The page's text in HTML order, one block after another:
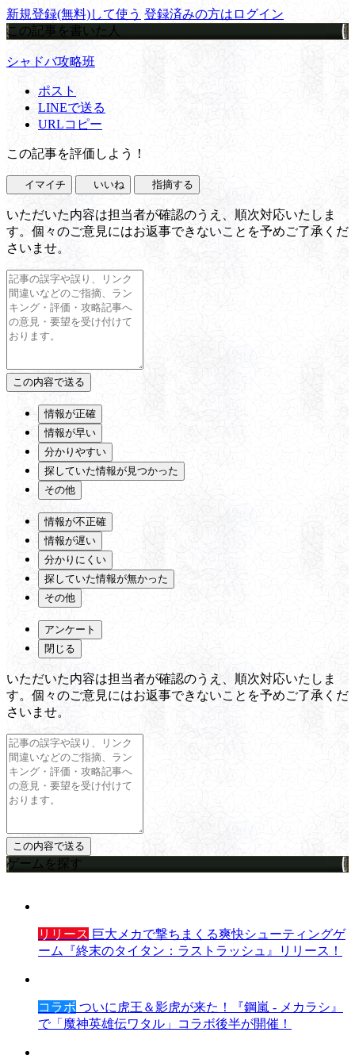
新規登録(無料)して使う 登録済みの方はログイン
この記事を書いた人
シャドバ攻略班
ポスト
LINEで送る
URLコピー
この記事を評価しよう！
イマイチ いいね 指摘する
いただいた内容は担当者が確認のうえ、順次対応いたしま
す。個々のご意見にはお返事できないことを予めご了承くだ
さいませ。
情報が正確
情報が早い
分かりやすい
探していた情報が見つかった
その他
情報が不正確
情報が遅い
分かりにくい
探していた情報が無かった
その他
アンケート
閉じる
いただいた内容は担当者が確認のうえ、順次対応いたしま
す。個々のご意見にはお返事できないことを予めご了承くだ
さいませ。
ゲームを探す
リリース 巨大メカで撃ちまくる爽快シューティングゲ
ーム『終末のタイタン：ラストラッシュ』リリース！
コラボ ついに虎王＆影虎が来た！『鋼嵐 - メカラシ』
で「魔神英雄伝ワタル」コラボ後半が開催！